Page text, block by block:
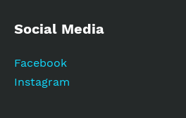
Social Media
Facebook
Instagram